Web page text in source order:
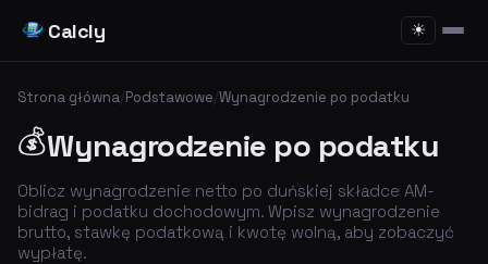
Calcly ☀
Strona główna/Podstawowe/Wynagrodzenie po podatku
💰Wynagrodzenie po podatku
Oblicz wynagrodzenie netto po duńskiej składce AM-
bidrag i podatku dochodowym. Wpisz wynagrodzenie
brutto, stawkę podatkową i kwotę wolną, aby zobaczyć
wypłatę.